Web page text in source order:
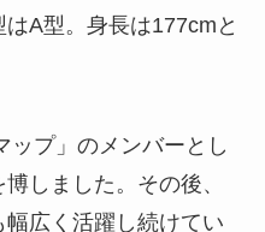
A型。身長は177cmと
ップ」のメンバーとし
しました。その後、
広く活躍し続けてい